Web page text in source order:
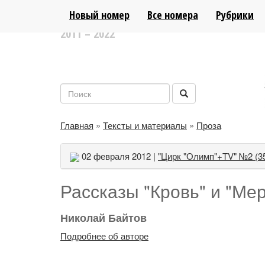
ЛИТЕРАТУРНО-АНАЛИТИЧЕСКИЙ
2011 – 2022
Новый номер Все номера Рубрики
Главная » Тексты и материалы » Проза
02 февраля 2012 | "Цирк "Олимп"+TV" №2
Рассказы "Кровь" и
Николай Байтов
Подробнее об авторе